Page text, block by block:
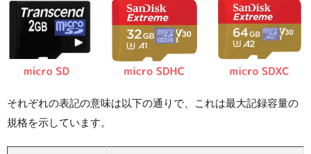
それぞれの表記の意味は以下の通りで、これは最大記録容量の
規格を示しています。